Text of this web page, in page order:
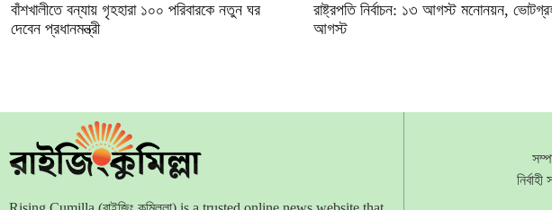
বাঁশখালীতে বন্যায় গৃহহারা ১০০ পরিবারকে নতুন ঘর
দেবেন প্রধানমন্ত্রী
রাষ্ট্রপতি নির্বাচন: ১৩ আগস্ট মনোনয়ন,
আগস্ট